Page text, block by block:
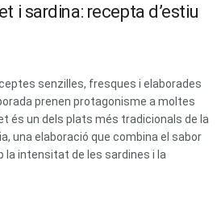
i sardina: recepta d’estiu
senzilles, fresques i elaborades
prenen protagonisme a moltes
és un dels plats més tradicionals de la
una elaboració que combina el sabor
la intensitat de les sardines i la